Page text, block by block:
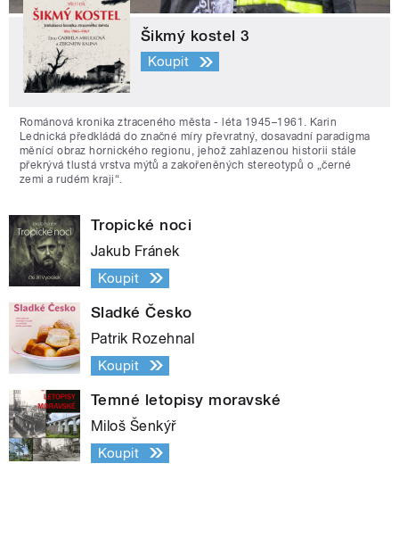
Šikmý kostel 3
Koupit
Románová kronika ztraceného města - léta 1945–1961. Karin
Lednická předkládá do značné míry převratný, dosavadní paradigma
měnící obraz hornického regionu, jehož zahlazenou historii stále
překrývá tlustá vrstva mýtů a zakořeněných stereotypů o „černé
zemi a rudém kraji“.
Tropické noci
Jakub Fránek
Koupit
Sladké Česko
Patrik Rozehnal
Koupit
Temné letopisy moravské
Miloš Šenkýř
Koupit